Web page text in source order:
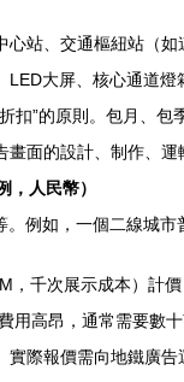
心站、交通樞紐站（
LED大屏、核心通道
扣”的原則。包月、
畫面的設計、制作、
人民幣）
。例如，一個二線城
，千次展示成本）計價
用高昂，通常需要數
實際報價需向地鐵廣